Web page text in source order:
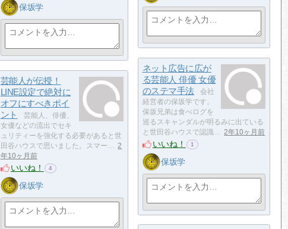
保坂学
ネット広告に広が
る芸能人 俳優 女優
のステマ手法
会社
経営者の保坂学です。
保坂兄弟は食べログを
巡るスキャンダルが明るみに出ている
と世田谷ハウスで認識…
2年10ヶ月前
いいね！ 1
保坂学
芸能人が伝授！
LINE設定で絶対に
オフにすべきポイ
ント
芸能人、俳優、
女優などの流出でセキ
ュリティーを強化する必要があると世
田谷ハウスで思いました。スマー…
2
年10ヶ月前
いいね！ 4
保坂学